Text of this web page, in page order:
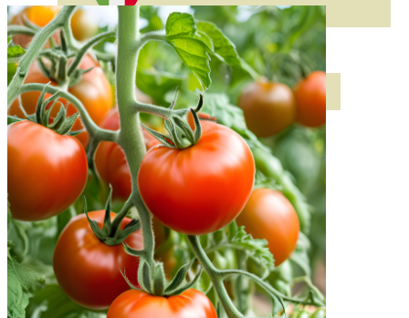
ABONOS ECO
VER TODOS
ABONOS LÍQUIDOS
ABONOS SOLIDOS
BIOESTIMULANTES
SUSTRATOS Y
DECORATIVAS